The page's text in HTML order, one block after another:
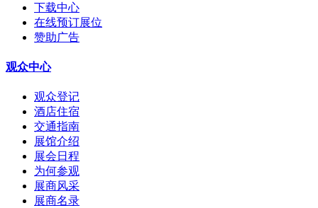
下载中心
在线预订展位
赞助广告
观众中心
观众登记
酒店住宿
交通指南
展馆介绍
展会日程
为何参观
展商风采
展商名录